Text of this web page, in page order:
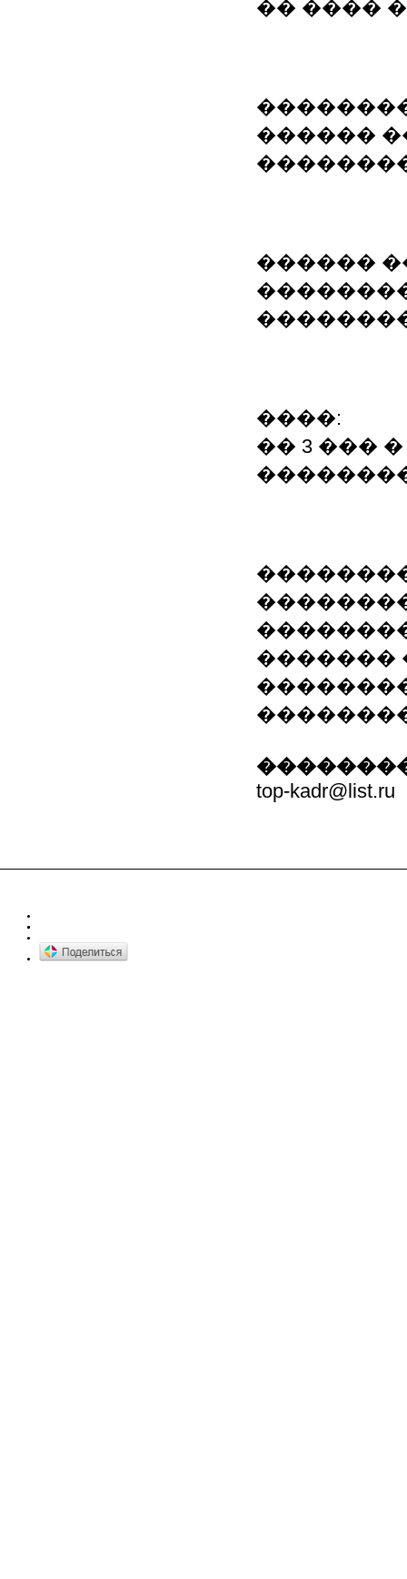
�� ����
������
������
����:
�� 3 ���
�������
top-kadr@list.ru